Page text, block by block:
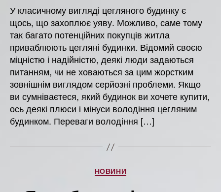
мінуси
купівлі
цегляного
будинку
У класичному вигляді цегляного будинку є
щось, що захоплює уяву. Можливо, саме тому
так багато потенційних покупців житла
приваблюють цегляні будинки. Відомий своєю
міцністю і надійністю, деякі люди задаються
питанням, чи не ховаються за цим жорстким
зовнішнім виглядом серйозні проблеми. Якщо
ви сумніваєтеся, який будинок ви хочете купити,
ось деякі плюси і мінуси володіння цегляним
будинком. Переваги володіння […]
Категорії
НОВИНИ